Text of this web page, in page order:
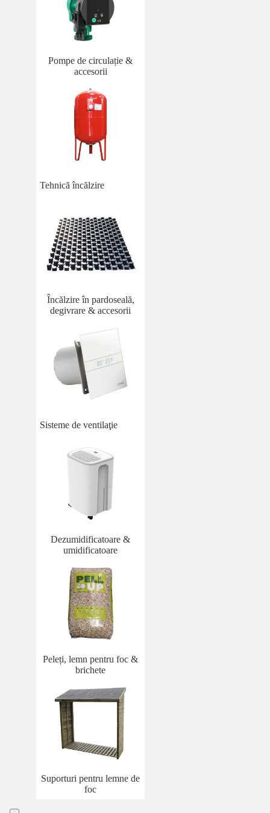
Pompe de circulație &
accesorii
Tehnică încălzire
Încălzire în pardoseală,
degivrare & accesorii
Sisteme de ventilaţie
Dezumidificatoare &
umidificatoare
Peleți, lemn pentru foc &
brichete
Suporturi pentru lemne de
foc